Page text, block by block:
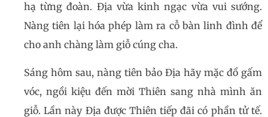
hạ từng đoàn. Địa vừa kinh ngạc vừa vui sướng.
Nàng tiên lại hóa phép làm ra cỗ bàn linh đình để
cho anh chàng làm giỗ cúng cha.
Sáng hôm sau, nàng tiên bảo Địa hãy mặc đồ gấm
vóc, ngồi kiệu đến mời Thiên sang nhà mình ăn
giỗ. Lần này Địa được Thiên tiếp đãi có phần tử tế.